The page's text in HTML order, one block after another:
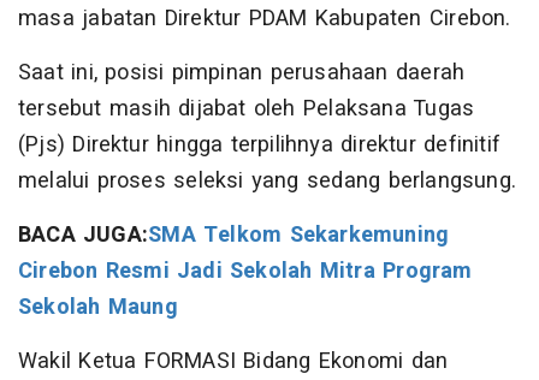
masa jabatan Direktur PDAM Kabupaten Cirebon.
Saat ini, posisi pimpinan perusahaan daerah
tersebut masih dijabat oleh Pelaksana Tugas
(Pjs) Direktur hingga terpilihnya direktur definitif
melalui proses seleksi yang sedang berlangsung.
BACA JUGA:SMA Telkom Sekarkemuning
Cirebon Resmi Jadi Sekolah Mitra Program
Sekolah Maung
Wakil Ketua FORMASI Bidang Ekonomi dan